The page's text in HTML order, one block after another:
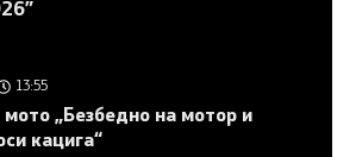
13:55
„Безбедно на мотор и
кацига“